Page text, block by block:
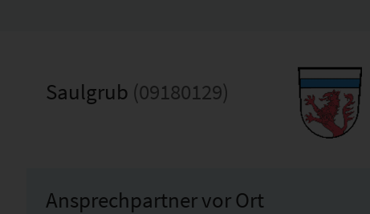
Saulgrub (09180129)
Ansprechpartner vor Ort